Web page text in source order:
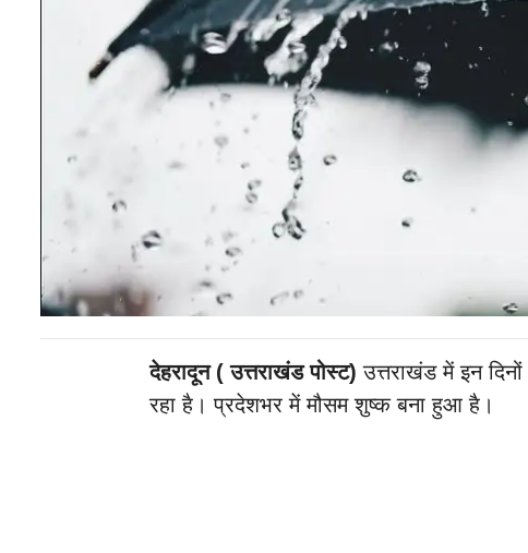
देहरादून ( उत्तराखंड पोस्ट)उत्तराखंड में इन
रहा है। प्रदेशभर में मौसम शुष्क बना हुआ है।